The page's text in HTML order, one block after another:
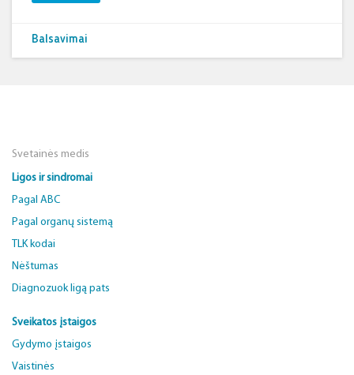
Balsavimai
Svetainės medis
Ligos ir sindromai
Pagal ABC
Pagal organų sistemą
TLK kodai
Nėštumas
Diagnozuok ligą pats
Sveikatos įstaigos
Gydymo įstaigos
Vaistinės